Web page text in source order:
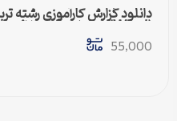
دانلود گزارش کارآموزی رشته
(Word) – کامل و آماده ارائه
55,000